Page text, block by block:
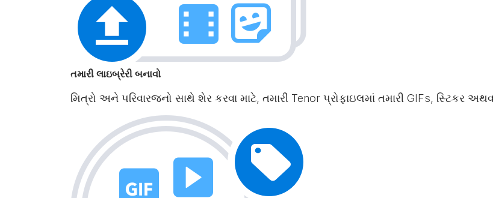
તમારી લાઇબ્રેરી બનાવો
મિત્રો અને પરિવારજનો સાથે શેર કરવા માટે, તમારી Tenor પ્રોફાઇલમાં તમારી GIFs, સ્ટિકર